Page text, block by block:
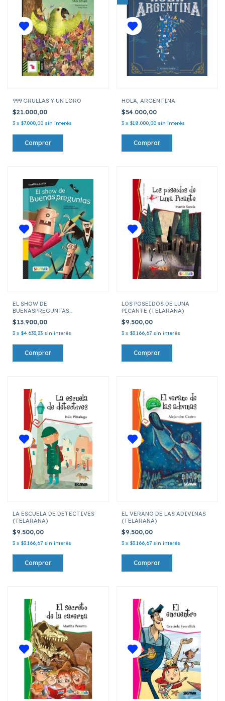
999 GRULLAS Y UN LORO
$21.000,00
3 x $7.000,00 sin interés
HOLA, ARGENTINA
$54.000,00
3 x $18.000,00 sin interés
EL SHOW DE
BUENASPREGUNTAS
$13.900,00
3 x $4.633,33 sin interés
LOS POSEIDOS DE LUNA
PICANTE (TELARAÑA)
$9.500,00
3 x $3.166,67 sin interés
LA ESCUELA DE DETECTIVES
(TELARAÑA)
$9.500,00
3 x $3.166,67 sin interés
EL VERANO DE LAS ADIVINAS
(TELARAÑA)
$9.500,00
3 x $3.166,67 sin interés